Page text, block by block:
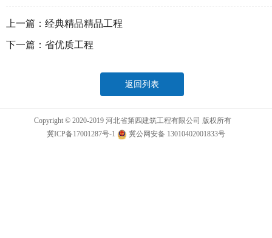
上一篇： 经典精品精品工程
下一篇： 省优质工程
返回列表
Copyright © 2020-2019 河北省第四建筑工程有限公司 版权所有
冀ICP备17001287号-1
冀公网安备 13010402001833号